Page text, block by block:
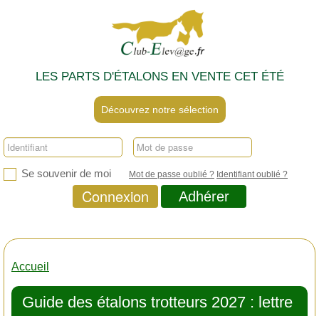
LES PARTS D'ÉTALONS EN VENTE CET ÉTÉ
Découvrez notre sélection
Se souvenir de moi Mot de passe oublié ? Identifiant oublié ?
Connexion Adhérer
Accueil
Guide des étalons trotteurs 2027 : lettre